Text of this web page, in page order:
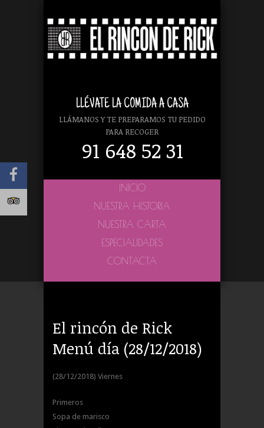
LLÉVATE LA COMIDA A CASA
LLÁMANOS Y TE PREPARAMOS TU PEDIDO
PARA RECOGER
91 648 52 31
INICIO
NUESTRA HISTORIA
NUESTRA CARTA
ESPECIALIDADES
CONTACTA
El rincón de Rick
Menú día (28/12/2018)
(28/12/2018) Viernes
Primeros
Sopa de marisco